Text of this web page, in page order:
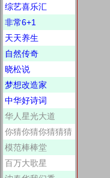
综艺喜乐汇
非常6+1
天天养生
自然传奇
晓松说
梦想改造家
中华好诗词
华人星光大道
你猜你猜你猜猜猜
模范棒棒堂
百万大歌星